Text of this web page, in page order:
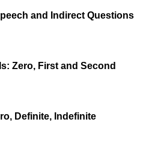
and Indirect Questions
Zero, First and Second
Definite, Indefinite